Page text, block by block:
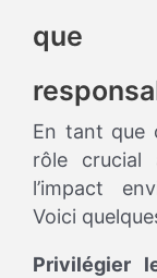
que
En tant que
rôle
l’impact
Voici
Privilégier